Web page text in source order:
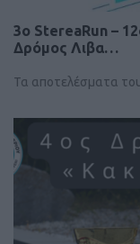
3o StereaRun –
Δρόμος Λιβα…
Τα αποτελέσματα